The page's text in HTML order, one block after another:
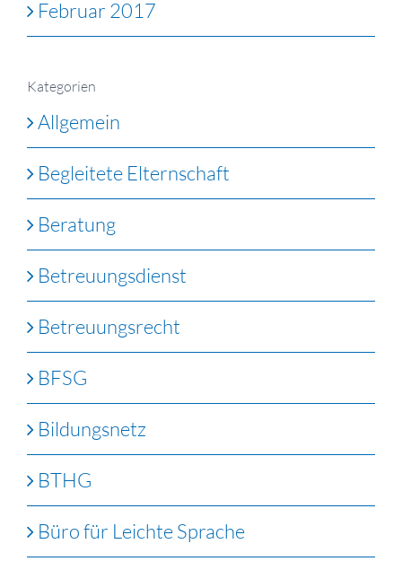
Februar 2017
Kategorien
Allgemein
Begleitete Elternschaft
Beratung
Betreuungsdienst
Betreuungsrecht
BFSG
Bildungsnetz
BTHG
Büro für Leichte Sprache